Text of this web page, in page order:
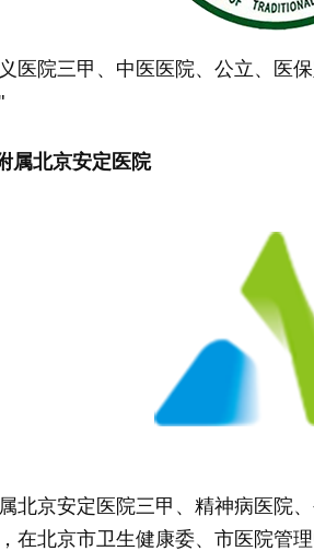
医院三甲、中医医院、公立、医
属北京安定医院
北京安定医院三甲、精神病医院
在北京市卫生健康委、市医院管